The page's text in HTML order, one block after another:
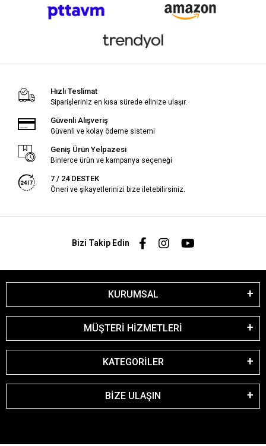
Hızlı Teslimat
Siparişleriniz en kısa sürede elinize ulaşır.
Güvenli Alışveriş
Güvenli ve kolay ödeme sistemi
Geniş Ürün Yelpazesi
Binlerce ürün ve kampanya seçeneği
7 / 24 DESTEK
Öneri ve şikayetlerinizi bize iletebilirsiniz.
Bizi Takip Edin
KURUMSAL
MÜŞTERİ HİZMETLERİ
KATEGORİLER
BİZE ULAŞIN